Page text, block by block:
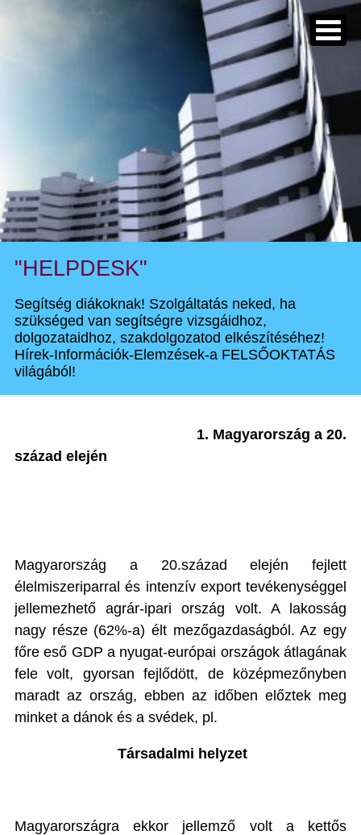
"HELPDESK"
Segítség diákoknak! Szolgáltatás neked, ha
szükséged van segítségre vizsgáidhoz,
dolgozataidhoz, szakdolgozatod elkészítéséhez!
Hírek-Információk-Elemzések-a FELSŐOKTATÁS
világából!
1. Magyarország a 20.
század elején
Magyarország a 20.század elején fejlett
élelmiszeriparral és intenzív export tevékenységgel
jellemezhető agrár-ipari ország volt. A lakosság
nagy része (62%-a) élt mezőgazdaságból. Az egy
főre eső GDP a nyugat-európai országok átlagának
fele volt, gyorsan fejlődött, de középmezőnyben
maradt az ország, ebben az időben előztek meg
minket a dánok és a svédek, pl.
Társadalmi helyzet
Magyarországra ekkor jellemző volt a kettős